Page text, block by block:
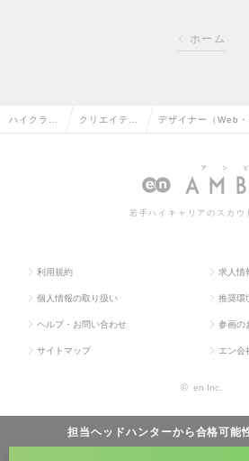
ホーム
担当ヘッドハンターから合格可能
ハイクラス クリエイティ デザイナー（Web・
若手ハイキャリアのスカウ
利用規約 求人情
個人情報の取り扱い 推奨環
ヘルプ・お問い合わせ 参画の
サイトマップ エン会
© en Inc.